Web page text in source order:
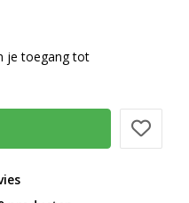
je toegang tot